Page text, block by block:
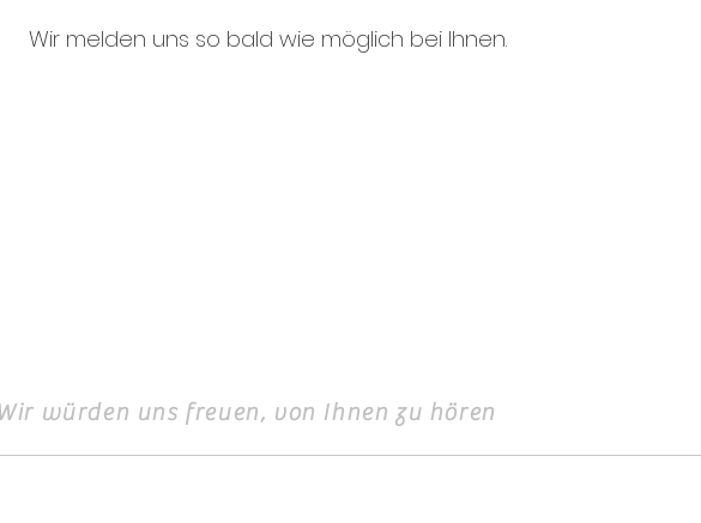
Wir melden uns so bald wie möglich bei Ihnen.
würden uns freuen, von Ihnen zu hören